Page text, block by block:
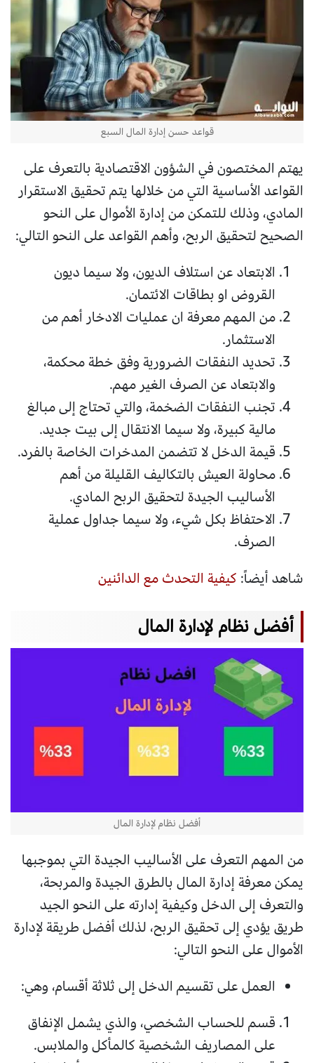
قواعد حسن إدارة المال السبع
يهتم المختصون في الشؤون الاقتصادية بالتعرف على
القواعد الأساسية التي من خلالها يتم تحقيق الاستقرار
المادي، وذلك للتمكن من إدارة الأموال على النحو
الصحيح لتحقيق الربح، وأهم القواعد على النحو التالي:
الابتعاد عن استلاف الديون، ولا سيما ديون
القروض او بطاقات الائتمان.
من المهم معرفة ان عمليات الادخار أهم من
الاستثمار.
تحديد النفقات الضرورية وفق خطة محكمة،
والابتعاد عن الصرف الغير مهم.
تجنب النفقات الضخمة، والتي تحتاج إلى مبالغ
مالية كبيرة، ولا سيما الانتقال إلى بيت جديد.
قيمة الدخل لا تتضمن المدخرات الخاصة بالفرد.
محاولة العيش بالتكاليف القليلة من أهم
الأساليب الجيدة لتحقيق الربح المادي.
الاحتفاظ بكل شيء، ولا سيما جداول عملية
الصرف.
شاهد أيضاً: كيفية التحدث مع الدائنين
أفضل نظام لإدارة المال
أفضل نظام لإدارة المال
من المهم التعرف على الأساليب الجيدة التي بموجبها
يمكن معرفة إدارة المال بالطرق الجيدة والمربحة،
والتعرف إلى الدخل وكيفية إدارته على النحو الجيد
طريق يؤدي إلى تحقيق الربح، لذلك أفضل طريقة لإدارة
الأموال على النحو التالي:
العمل على تقسيم الدخل إلى ثلاثة أقسام، وهي:
قسم للحساب الشخصي، والذي يشمل الإنفاق
على المصاريف الشخصية كالمأكل والملابس.